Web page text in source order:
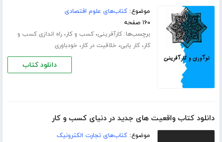
موضوع:کتاب‌های علوم اقتصادی
۱۶۰ صفحه
برچسب‌ها:کارآفرینی،کسب و کار،راه اندازی کسب و
کار،کار یابی، خلاقیت در کار، خودباوری
دانلود کتاب
دانلود کتاب واقعیت های جدید در دنیای کسب و کار
موضوع:کتاب‌های تجارت الکترونیک